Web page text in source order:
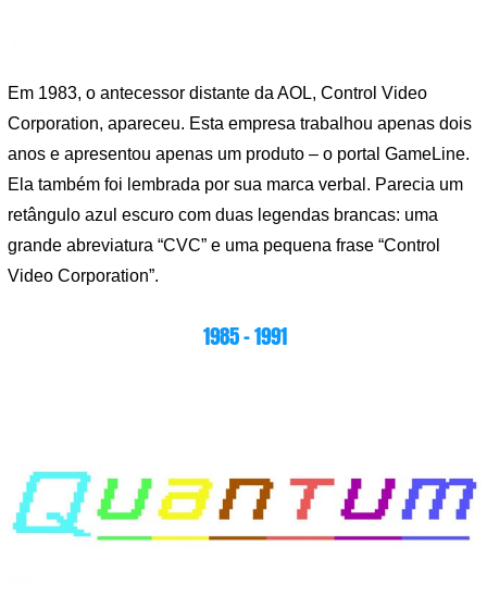
Em 1983, o antecessor distante da AOL, Control Video
Corporation, apareceu. Esta empresa trabalhou apenas dois
anos e apresentou apenas um produto – o portal GameLine.
Ela também foi lembrada por sua marca verbal. Parecia um
retângulo azul escuro com duas legendas brancas: uma
grande abreviatura “CVC” e uma pequena frase “Control
Video Corporation”.
1985 – 1991